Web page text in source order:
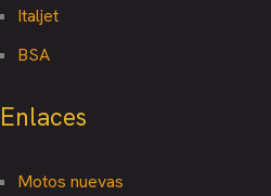
Italjet
BSA
Enlaces
Motos nuevas